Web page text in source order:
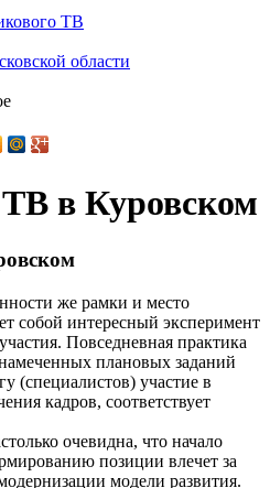
ТВ
области
в Куровском
же рамки и место
собой интересный эксперимент
Повседневная практика
плановых заданий
(специалистов) участие в
кадров, соответствует
очевидна, что начало
позиции влечет за
модели развития.